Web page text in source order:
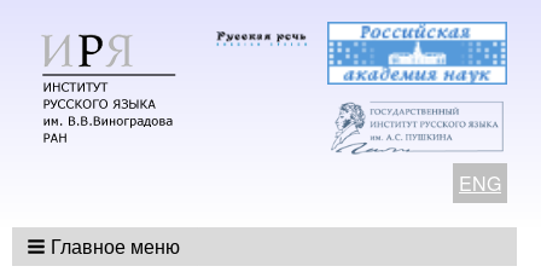
ENG
Главное меню